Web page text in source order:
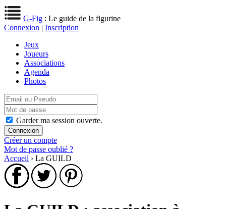
G-Fig : Le guide de la figurine
Connexion | Inscription
Jeux
Joueurs
Associations
Agenda
Photos
Garder ma session ouverte.
Créer un compte
Mot de passe oublié ?
Accueil › La GUILD